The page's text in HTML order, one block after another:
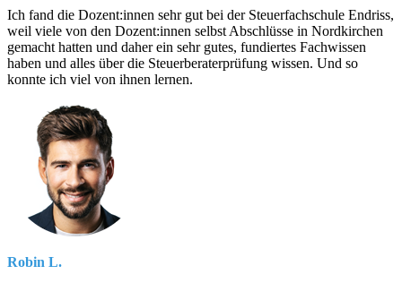
Ich fand die Dozent:innen sehr gut bei der Steuerfachschule Endriss,
weil viele von den Dozent:innen selbst Abschlüsse in Nordkirchen
gemacht hatten und daher ein sehr gutes, fundiertes Fachwissen
haben und alles über die Steuerberaterprüfung wissen. Und so
konnte ich viel von ihnen lernen.
Robin L.